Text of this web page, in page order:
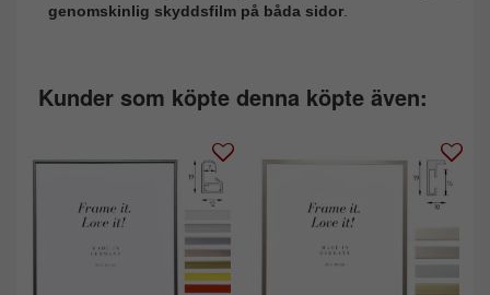
genomskinlig skyddsfilm på båda sidor.
Kunder som köpte denna köpte även: